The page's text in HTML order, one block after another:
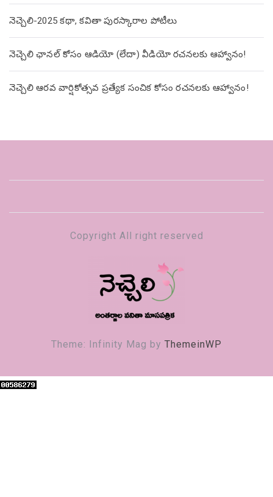
నెచ్చెలి-2025 కథా, కవితా పురస్కారాల పోటీలు
నెచ్చెలి ఛానల్ కోసం ఆడియో (లేదా) వీడియో రచనలకు ఆహ్వానం!
నెచ్చెలి ఆరవ వార్షికోత్సవ ప్రత్యేక సంచిక కోసం రచనలకు ఆహ్వానం!
Copyright All right reserved
Theme: Infinity Mag by ThemeinWP